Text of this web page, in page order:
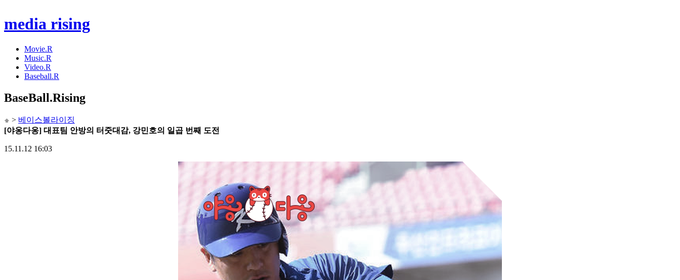
media rising
Movie.R
Music.R
Video.R
Baseball.R
BaseBall.Rising
> 베이스볼라이징
[야옹다옹] 대표팀 안방의 터줏대감, 강민호의 일곱 번째 도전
15.11.12 16:03